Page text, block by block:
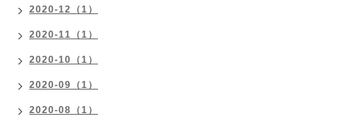
2020-12（1）
2020-11（1）
2020-10（1）
2020-09（1）
2020-08（1）